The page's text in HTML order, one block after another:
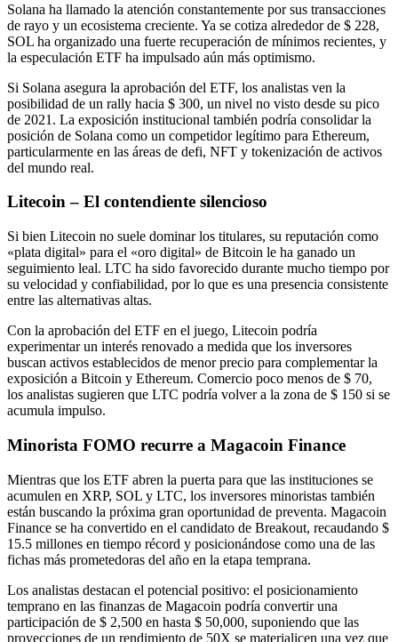
Solana ha llamado la atención constantemente por sus transacciones
de rayo y un ecosistema creciente. Ya se cotiza alrededor de $ 228,
SOL ha organizado una fuerte recuperación de mínimos recientes, y
la especulación ETF ha impulsado aún más optimismo.
Si Solana asegura la aprobación del ETF, los analistas ven la
posibilidad de un rally hacia $ 300, un nivel no visto desde su pico
de 2021. La exposición institucional también podría consolidar la
posición de Solana como un competidor legítimo para Ethereum,
particularmente en las áreas de defi, NFT y tokenización de activos
del mundo real.
Litecoin – El contendiente silencioso
Si bien Litecoin no suele dominar los titulares, su reputación como
«plata digital» para el «oro digital» de Bitcoin le ha ganado un
seguimiento leal. LTC ha sido favorecido durante mucho tiempo por
su velocidad y confiabilidad, por lo que es una presencia consistente
entre las alternativas altas.
Con la aprobación del ETF en el juego, Litecoin podría
experimentar un interés renovado a medida que los inversores
buscan activos establecidos de menor precio para complementar la
exposición a Bitcoin y Ethereum. Comercio poco menos de $ 70,
los analistas sugieren que LTC podría volver a la zona de $ 150 si se
acumula impulso.
Minorista FOMO recurre a Magacoin Finance
Mientras que los ETF abren la puerta para que las instituciones se
acumulen en XRP, SOL y LTC, los inversores minoristas también
están buscando la próxima gran oportunidad de preventa. Magacoin
Finance se ha convertido en el candidato de Breakout, recaudando $
15.5 millones en tiempo récord y posicionándose como una de las
fichas más prometedoras del año en la etapa temprana.
Los analistas destacan el potencial positivo: el posicionamiento
temprano en las finanzas de Magacoin podría convertir una
participación de $ 2,500 en hasta $ 50,000, suponiendo que las
proyecciones de un rendimiento de 50X se materialicen una vez que